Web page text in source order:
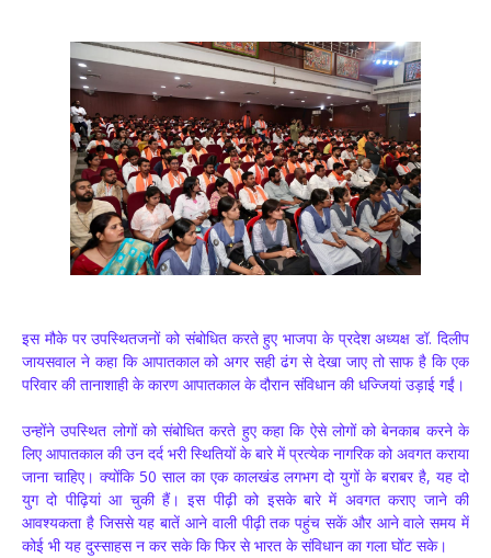
इस मौके पर उपस्थितजनों को संबोधित करते हुए भाजपा के प्रदेश अध्यक्ष डॉ. दिलीप
जायसवाल ने कहा कि आपातकाल को अगर सही ढंग से देखा जाए तो साफ है कि एक
परिवार की तानाशाही के कारण आपातकाल के दौरान संविधान की धज्जियां उड़ाई गईं।
उन्होंने उपस्थित लोगों को संबोधित करते हुए कहा कि ऐसे लोगों को बेनकाब करने के
लिए आपातकाल की उन दर्द भरी स्थितियों के बारे में प्रत्येक नागरिक को अवगत कराया
जाना चाहिए। क्योंकि 50 साल का एक कालखंड लगभग दो युगों के बराबर है, यह दो
युग दो पीढ़ियां आ चुकी हैं। इस पीढ़ी को इसके बारे में अवगत कराए जाने की
आवश्यकता है जिससे यह बातें आने वाली पीढ़ी तक पहुंच सकें और आने वाले समय में
कोई भी यह दुस्साहस न कर सके कि फिर से भारत के संविधान का गला घोंट सके।